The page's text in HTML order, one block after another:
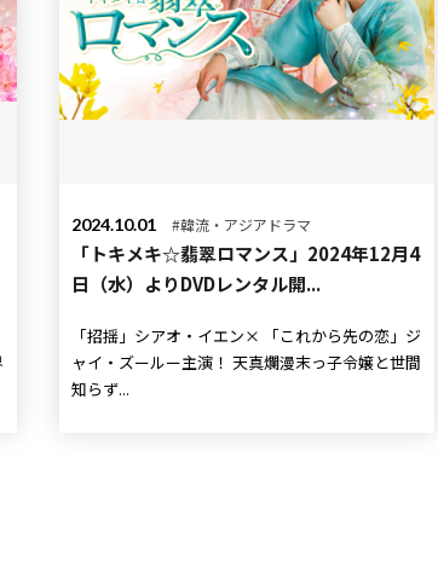
2024.10.01 #韓流・アジアドラマ
「トキメキ☆翡翠ロマンス」2024年12月4
日（水）よりDVDレンタル開...
「招揺」シアオ・イエン× 「これから先の恋」ジ
ャイ・ズールー主演！ 天真爛漫末っ子令嬢と世間
知らず...